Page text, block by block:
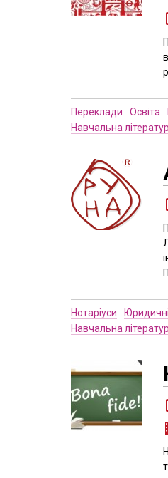
Переклади Освіта
Навчальна
Нотаріуси
Навчальна